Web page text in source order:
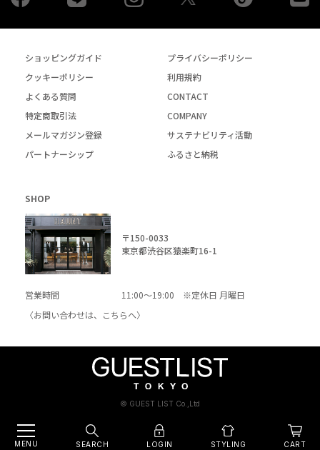
ショッピングガイド
プライバシーポリシー
クッキーポリシー
利用規約
よくある質問
CONTACT
特定商取引法
COMPANY
メールマガジン登録
サステナビリティ活動
パートナーシップ
ふるさと納税
SHOP
〒150-0033
東京都渋谷区猿楽町16-1
営業時間
11:00～19:00 ※定休日 月曜日
〈お問い合わせは、
こちらへ〉
© GUEST LIST Co.,Ltd
MENU SEARCH LOGIN STYLING CART